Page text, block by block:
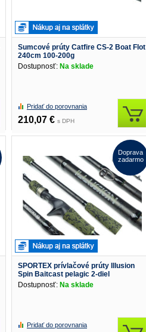
Sumcové prúty Catfire CS-2 Boat Flot
240cm 100-200g
Dostupnosť: Na sklade
Pridať do porovnania
210,07 € s DPH
SPORTEX prívlačové prúty Illusion
Spin Baitcast pelagic 2-diel
Dostupnosť: Na sklade
Pridať do porovnania
Doprava
zadarmo